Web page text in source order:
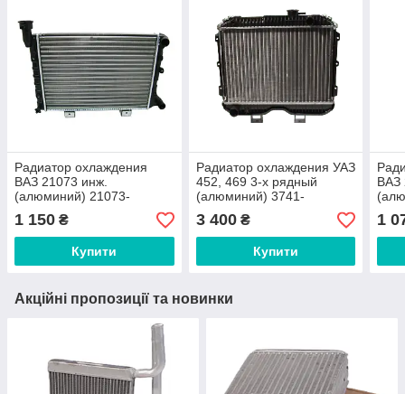
Радиатор охлаждения
ВАЗ 21073 инж.
(алюминий) 21073-
1301012 Авто Престиж
1 150 ₴
Купити
Радиатор охлаждения УАЗ
452, 469 3-х рядный
(алюминий) 3741-
1301010-03 Авто Престиж
3 400₴
Купити
ВАЗ
1
Акційні пропозиції та новинки